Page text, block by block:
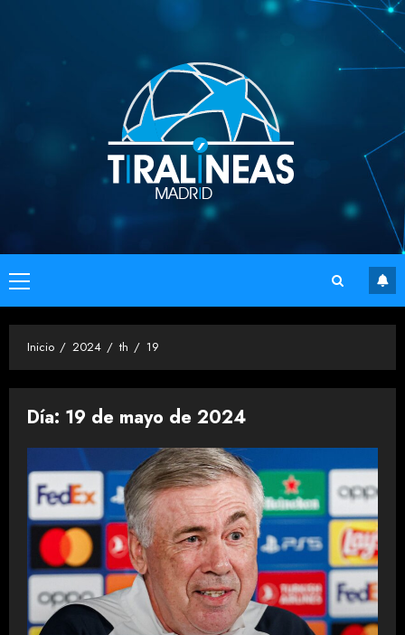
Menú
principal
Inicio 2024 th 19
Día: 19 de mayo de 2024